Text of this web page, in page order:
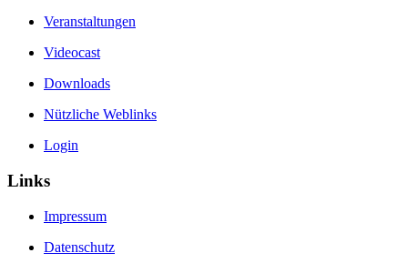
Veranstaltungen
Videocast
Downloads
Nützliche Weblinks
Login
Links
Impressum
Datenschutz